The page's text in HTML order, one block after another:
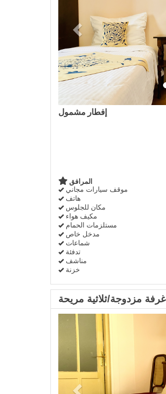
إفطار مشمول
المرافق
موقف سيارات مجاني
هاتف
مكان للجلوس
مكيف هواء
مستلزمات الحمام
مدخل خاص
شماعات
تدفئة
مناشف
خزنة
غرفة مزدوجة/ثلاثية مريحة
Previous